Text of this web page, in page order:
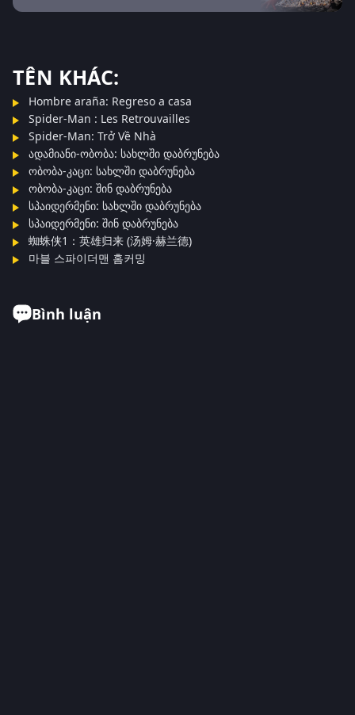
TÊN KHÁC:
Hombre araña: Regreso a casa
Spider-Man : Les Retrouvailles
Spider-Man: Trở Về Nhà
ადამიანი-ობობა: სახლში დაბრუნება
ობობა-კაცი: სახლში დაბრუნება
ობობა-კაცი: შინ დაბრუნება
სპაიდერმენი: სახლში დაბრუნება
სპაიდერმენი: შინ დაბრუნება
蜘蛛侠1：英雄归来 (汤姆·赫兰德)
마블 스파이더맨 홈커밍
Bình luận